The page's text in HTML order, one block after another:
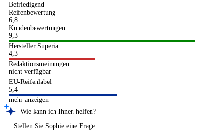
Befriedigend
Reifenbewertung
6,8
Kundenbewertungen
9,3
Hersteller Superia
4,3
Redaktionsmeinungen
nicht verfügbar
EU-Reifenlabel
5,4
mehr anzeigen
Wie kann ich Ihnen helfen?
Stellen Sie Sophie eine Frage